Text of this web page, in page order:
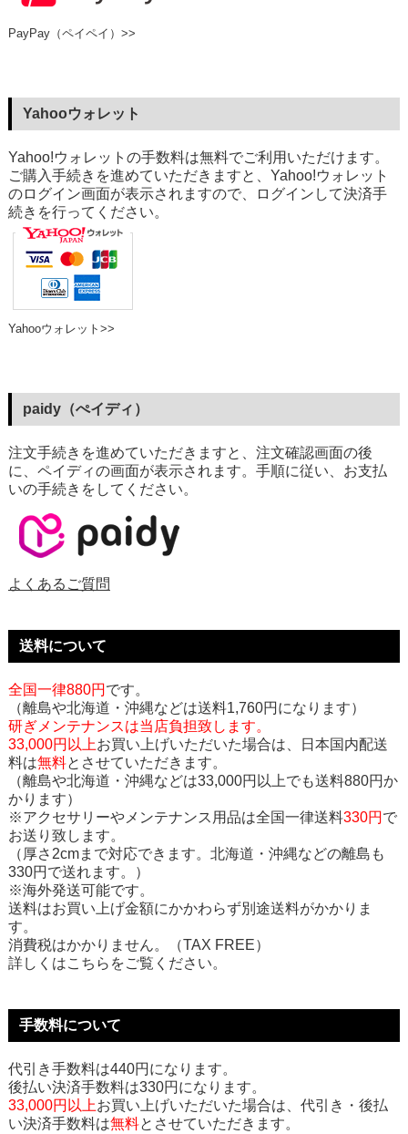
PayPay（ペイペイ）>>
Yahooウォレット
Yahoo!ウォレットの手数料は無料でご利用いただけます。
ご購入手続きを進めていただきますと、Yahoo!ウォレット
のログイン画面が表示されますので、ログインして決済手
続きを行ってください。
Yahooウォレット>>
paidy（ぺイディ）
注文手続きを進めていただきますと、注文確認画面の後
に、ペイディの画面が表示されます。手順に従い、お支払
いの手続きをしてください。
よくあるご質問
送料について
全国一律880円 です。
（離島や北海道・沖縄などは送料1,760円になります）
研ぎメンテナンスは当店負担致します。
33,000円以上お買い上げいただいた場合は、日本国内配送
料は無料とさせていただきます。
（離島や北海道・沖縄などは33,000円以上でも送料880円か
かります）
※アクセサリーやメンテナンス用品は全国一律送料330円 で
お送り致します。
（厚さ2cmまで対応できます。北海道・沖縄などの離島も
330円で送れます。）
※海外発送可能です。
送料はお買い上げ金額にかかわらず別途送料がかかりま
す。
消費税はかかりません。（TAX FREE）
詳しくはこちらをご覧ください。
手数料について
代引き手数料は440円になります。
後払い決済手数料は330円になります。
33,000円以上お買い上げいただいた場合は、代引き・後払
い決済手数料は無料とさせていただきます。